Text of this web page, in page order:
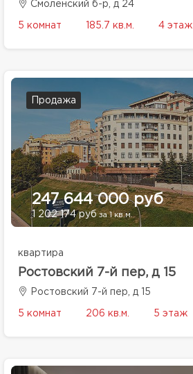
Смоленский б-р, д 24
5 комнат 185.7 кв.м. 4 этаж
Продажа
247 644 000 руб
1 202 174 рубза 1 кв.м.
квартира
Ростовский 7-й пер, д 15
Ростовский 7-й пер, д 15
5 комнат 206 кв.м. 5 этаж